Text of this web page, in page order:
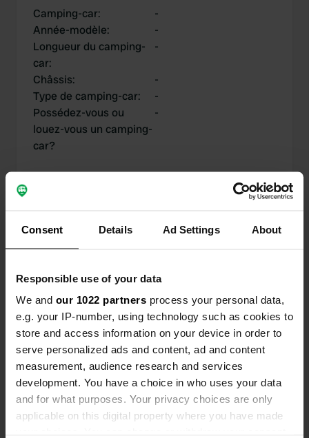
Consent Details Ad Settings About
Responsible use of your data
We and our 1022 partners process your personal data,
e.g. your IP-number, using technology such as cookies to
store and access information on your device in order to
serve personalized ads and content, ad and content
measurement, audience research and services
development. You have a choice in who uses your data
and for what purposes. Your privacy choices are only
applicable on this digital property where you have made
Camping-car:
-
Année-modèle:
-
Longueur du camping-
car:
-
Châssis:
-
Type de camping-car:
-
Possédez-vous ou
louez-vous un camping-
car?
-
0
Lieux Avis
0
Changements
0
Photos